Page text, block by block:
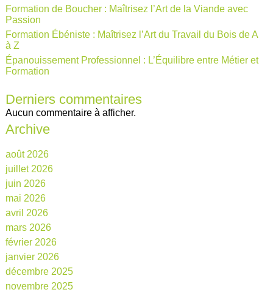
Formation de Boucher : Maîtrisez l’Art de la Viande avec
Passion
Formation Ébéniste : Maîtrisez l’Art du Travail du Bois de A
à Z
Épanouissement Professionnel : L’Équilibre entre Métier et
Formation
Derniers commentaires
Aucun commentaire à afficher.
Archive
août 2026
juillet 2026
juin 2026
mai 2026
avril 2026
mars 2026
février 2026
janvier 2026
décembre 2025
novembre 2025